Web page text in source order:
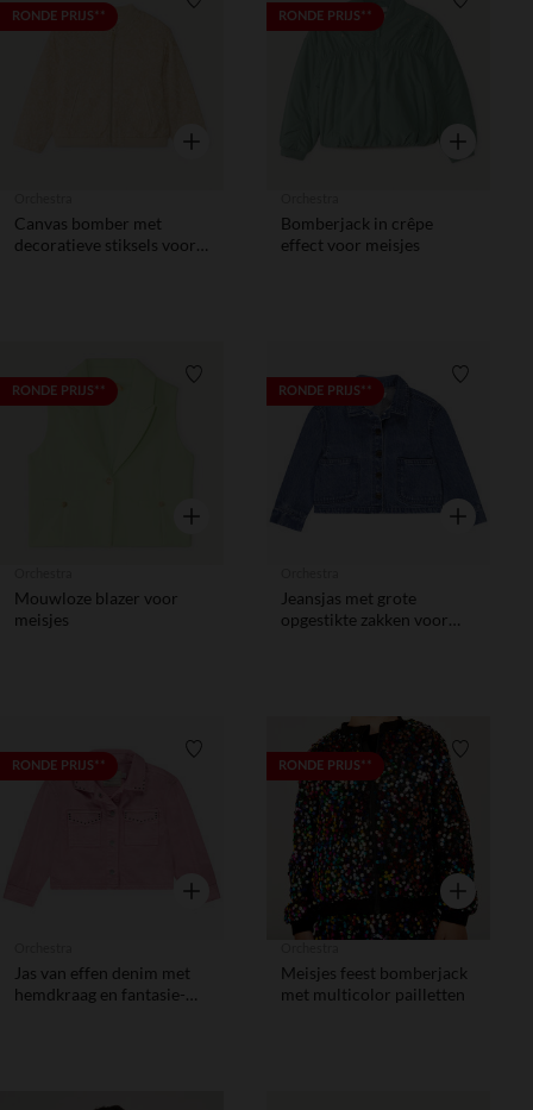
RONDE PRIJS** Verlanglijstje.
Snel overzicht
Canvas bomber met
decoratieve stiksels voor
RONDE PRIJS**
Snel
Bomberjack in crêpe
effect voor meisjes
RONDE PRIJS** Verlanglijstje.
Snel overzicht
Mouwloze blazer voor
meisjes
RONDE PRIJS**
Snel
Jeansjas met grote
opgestikte zakken voor
RONDE PRIJS** Verlanglijstje.
Snel overzicht
Jas van effen denim met
hemdkraag en fantasie-
RONDE PRIJS**
Snel
Meisjes feest bomberjack
met multicolor pailletten